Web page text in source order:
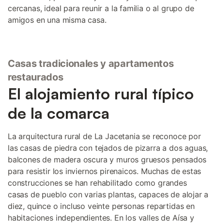
cercanas, ideal para reunir a la familia o al grupo de
amigos en una misma casa.
Casas tradicionales y apartamentos
restaurados
El alojamiento rural típico
de la comarca
La arquitectura rural de La Jacetania se reconoce por
las casas de piedra con tejados de pizarra a dos aguas,
balcones de madera oscura y muros gruesos pensados
para resistir los inviernos pirenaicos. Muchas de estas
construcciones se han rehabilitado como grandes
casas de pueblo con varias plantas, capaces de alojar a
diez, quince o incluso veinte personas repartidas en
habitaciones independientes. En los valles de Aísa y